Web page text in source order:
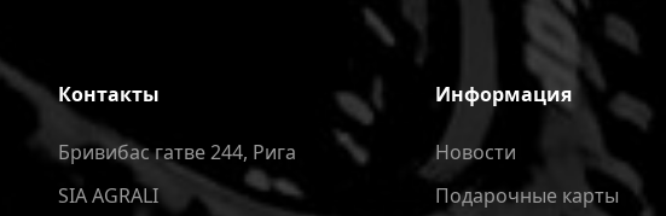
Контакты
Бривибас гатве 244, Рига
SIA AGRALI
Информация
Новости
Подарочные карты